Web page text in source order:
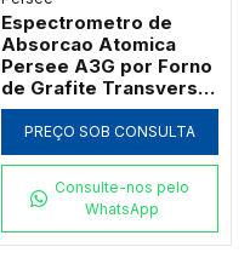
Espectrometro de
Absorcao Atomica
Persee A3G por Forno
de Grafite Transversal
com Correcao D2 e SR
PREÇO SOB CONSULTA
Consulte-nos pelo
WhatsApp